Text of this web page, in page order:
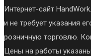
Интернет-сайт
и не требует указания
розничную торговлю.
Цены на работы